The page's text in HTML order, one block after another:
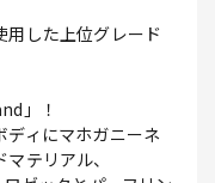
用した上位グレード
」！
ディにマホガニーネ
テリアル、